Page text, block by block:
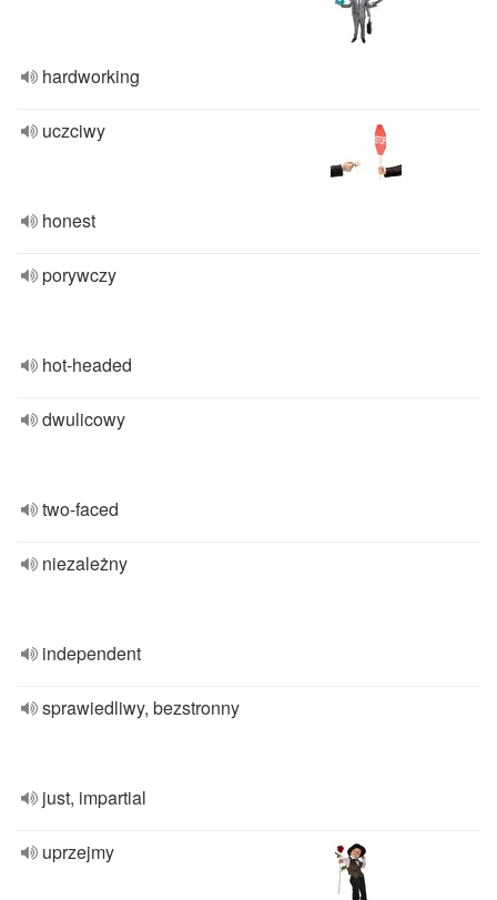
hardworking
uczciwy
honest
porywczy
hot-headed
dwulicowy
two-faced
niezależny
independent
sprawiedliwy, bezstronny
just, impartial
uprzejmy